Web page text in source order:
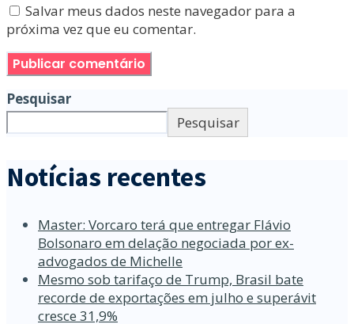
Salvar meus dados neste navegador para a
próxima vez que eu comentar.
Pesquisar
Pesquisar
Notícias recentes
Master: Vorcaro terá que entregar Flávio
Bolsonaro em delação negociada por ex-
advogados de Michelle
Mesmo sob tarifaço de Trump, Brasil bate
recorde de exportações em julho e superávit
cresce 31,9%